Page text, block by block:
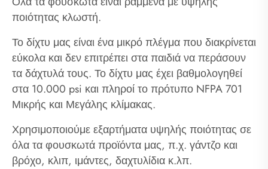
ποιότητας κλωστή.
Το δίχτυ μας είναι ένα μικρό πλέγμα που διακρίνεται
εύκολα και δεν επιτρέπει στα παιδιά να περάσουν
τα δάχτυλά τους. Το δίχτυ μας έχει βαθμολογηθεί
στα 10.000 psi και πληροί το πρότυπο NFPA 701
Μικρής και Μεγάλης κλίμακας.
Χρησιμοποιούμε εξαρτήματα υψηλής ποιότητας σε
όλα τα φουσκωτά προϊόντα μας, π.χ. γάντζο και
βρόχο, κλιπ, ιμάντες, δαχτυλίδια κ.λπ.